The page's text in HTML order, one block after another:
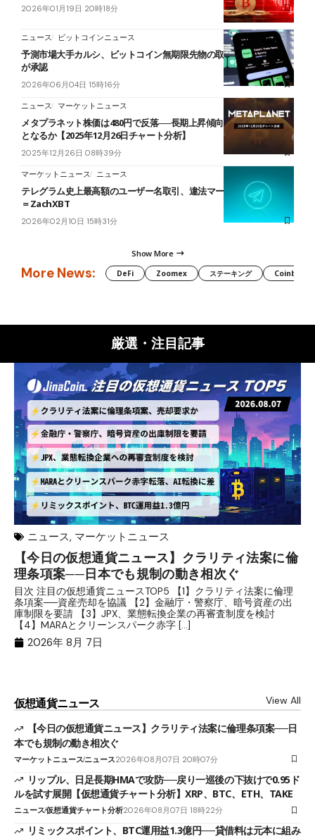
2026年01月19日 20時18分
ニュース ビットコインニュース
予測市場大手カルシ、ビットコイン無期限先物の取扱開始──CFTC
が承認
2026年06月04日 15時16分
ニュース マーケットニュース
メタプラネット株価は480円で反落──長期上昇傾向を維持し再上昇
となるか【2025年12月26日チャート分析】
2025年12月26日 08時39分
マーケットニュース ニュース
テレグラム史上最高額のユーザー名取引、違法マーケットと関連か
＝ZachXBT
2026年02月10日 15時31分
Show More
More News: DeFi Zoomex ステーキング Coinbase
厳選・注目記事
ニュース, マーケットニュース
【今日の仮想通貨ニュース】クラリティ法案に倫
理条項案──日本でも規制の動き相次ぐ
目次 注目の仮想通貨ニュースTOP5 【1】クラリティ法案に倫理
条項案──資産売却を協議 【2】金融庁・警察庁、暗号資産の出
庫制限を要請 【3】JPX、業態転換企業の再審査制度を検討
【4】MARAとクリーンスパーク赤字 […]
2026年 8月 7日
仮想通貨ニュース View All
【今日の仮想通貨ニュース】クラリティ法案に倫理条項案──日
本でも規制の動き相次ぐ
マーケットニュースニュース2026年08月07日 20時07分
リップル、日足長期HMAで攻防──戻り一巡後の下抜けで0.95ド
ルを試す展開【仮想通貨チャート分析】XRP、BTC、ETH、TAKE
ニュース仮想通貨チャート分析2026年08月07日 18時22分
リミックスポイント、BTC運用益1.3億円──貸借料は元本に組み